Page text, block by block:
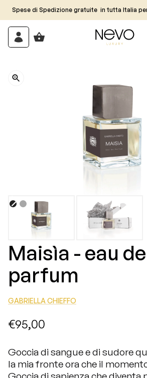
Spese di Spedizione gratuite in tutta Italia
Maisìa - eau de
parfum
GABRIELLA CHIEFFO
€95,00
Goccia di sangue e di sudore
la mia fronte ora che il